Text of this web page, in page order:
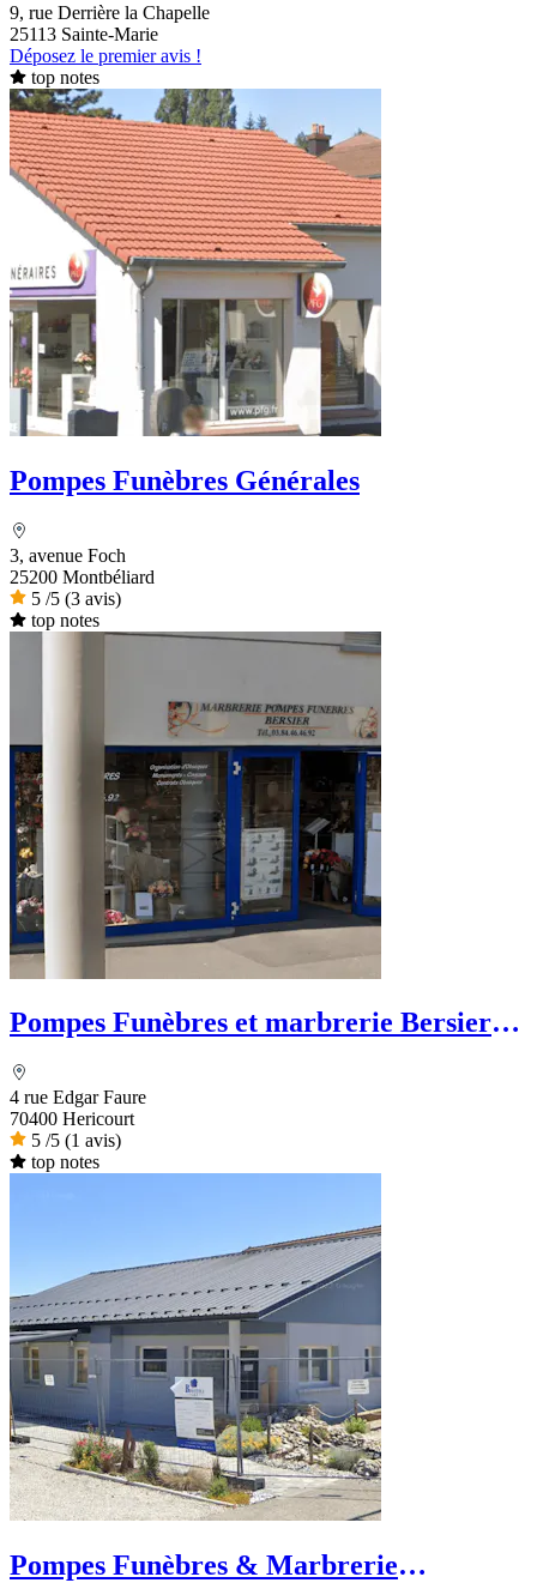
9, rue Derrière la Chapelle
25113 Sainte-Marie
Déposez le premier avis !
top notes
Pompes Funèbres Générales
3, avenue Foch
25200 Montbéliard
5 /5 (3 avis)
top notes
Pompes Funèbres et marbrerie Bersier-
4 rue Edgar Faure
70400 Hericourt
5 /5 (1 avis)
top notes
Pompes Funèbres & Marbrerie